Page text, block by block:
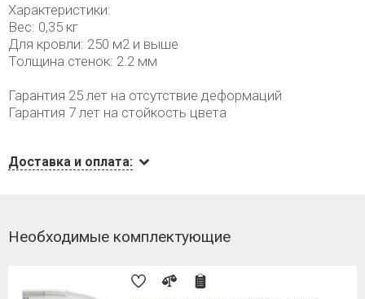
Характеристики:
Вес: 0,35 кг
Для кровли: 250 м2 и выше
Толщина стенок: 2.2 мм
Гарантия 25 лет на отсутствие деформаций
Гарантия 7 лет на стойкость цвета
Доставка и оплата:
Необходимые комплектующие